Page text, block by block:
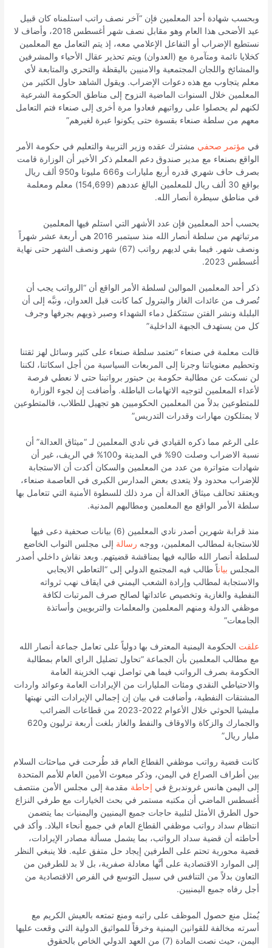
وبحسب شهادة أحد المعلمين فإن “آخر نصف راتب استلمناه كان قبيل
عيد الأضحى هذا العام وهو مقابل نصف شهر أغسطس 2018، وأضاف لا
نستطيع الإضراب أو التفاعل الإعلامي معه، إذ يتم التعامل مع المعلمين
كخلايا نائمة ومتآمرة مع (العدوان) ويتم تحذير عقال الأحياء والمشرفين
والمشائخ واللجان المجتمعية والامنيين باليقظة والتحري والمتابعة لأي
معلم يتجاوب مع هذه دعوات الإضراب. ويقول الشاهد حاول الكثير من
المعلمين خلال السنوات الماضية النزوح إلى مناطق الحكومة الشرعية
لكنهم لم يحصلوا على رواتبهم فعادوا مرة أخرى إلى صنعاء فتم التعامل
معهم من سلطة صنعاء بقسوة حتى يكونوا عبرة لغيرهم”
في مؤتمر صحفي مشترك عقده وزير التربية والتعليم في حكومة الأمر
الواقع بصنعاء مع مدير صندوق دعم المعلم ذكر الأخير أن الوزارة قامت
بصرف حاف شهري قدره أربع مليارات و666 مليونا و950 ألف ريال
بواقع 30 ألف ريال للمعلمين البالغ عددهم (154,699) معلم ومعلمة
في مناطق سيطرة أنصار الله.
بحسب أحد المعلمين فإن عدد الأشهر التي استلم فيها المعلمين
مرتباتهم من سلطة أنصار الله منذ سبتمبر 2016 هي أربعة عشر شهراً
ونصف شهر. فيما بقي لديهم رواتب (67) شهر ونصف الشهر حتى نهاية
أغسطس 2023.
ذكر أحد المعلمين الموالين لسلطة الأمر الواقع أن “الرواتب يجب أن
تُصرف من عائدات الغاز والبترول كما كانت قبل العدوان، ونبَّه إلى أن
البلبلة ونشر الفتن ستتكفل دماء الشهداء وصبر ذويهم بجرفها وجرف
كل من يستهدف الجبهة الداخلية”
قالت معلمة في صنعاء “تعتمد سلطة صنعاء على كثير وسائل لهز ثقتنا
وتحطيم معنوياتنا وجرنا إلى المربعات السياسية من أجل اسكاتنا، لكننا
لن نسكت عن مطالبة حكومة بن حبتور برواتبنا حتى لا نعطي فرصة
لأعداء المعلمين لتوجيه الاتهامات الباطلة. وأضافت إن لجوء الوزارة
للمتطوعين بدلاً من المعلمين الحكوميين هو تجهيل للطلاب، فالمتطوعين
لا يمتلكون مهارات وقدرات التدريس”
على الرغم مما ذكره القيادي في نادي المعلمين لـ “ميثاق العدالة” أن
نسبة الاضراب وصلت 90% في المدينة و100% في الريف، غير أن
شهادات متواترة من عدد من المعلمين والسكان أكدت أن الاستجابة
للإضراب محدود ولا يتعدى بعض المدارس الكبرى في العاصمة صنعاء،
ويعتقد تحالف ميثاق العدالة أن مرد ذلك للسطوة الأمنية التي تتعامل بها
سلطة الأمر الواقع مع المعلمين ومطالبهم المدنية.
منذ قرابة شهرين أصدر نادي المعلمين (6) بيانات صحفية دعى فيها
للاستجابة لمطالب المعلمين، ووجه رسالة إلى مجلس النواب الخاضع
لسلطة أنصار الله طالبه فيها بمناقشة قضيتهم. وبعد نقاش داخلي أصدر
المجلس بياناً طالب فيه المجتمع الدولي إلى “التعاطي الايجابي
والاستجابة لمطالب وإرادة الشعب اليمني في ايقاف نهب ثرواته
النفطية والغازية وتخصيص عائداتها لصالح صرف المرتبات لكافة
موظفي الدولة ومنهم المعلمين والمعلمات والتربويين وأساتذة
الجامعات”
علقت الحكومة اليمنية المعترف بها دولياً على تعامل جماعة أنصار الله
مع مطالب المعلمين بأن الجماعة “تحاول تضليل الراي العام بمطالبة
الحكومة بصرف الرواتب فيما هي تواصل نهب الخزينة العامة
والاحتياطي النقدي ومئات المليارات من الإيرادات العامة وعوائد واردات
المشتقات النفطية، وأضافت في بيان إن إجمالي الإيرادات التي نهبتها
مليشيا الحوثي خلال الأعوام 2022-2023 من قطاعات الضرائب
والجمارك والزكاة والاوقاف والنفط والغاز بلغت أربعة ترليون و620
مليار ريال”
كانت قضية رواتب موظفي القطاع العام قد طُرحت في مباحثات السلام
بين أطراف الصراع في اليمن، وذكر مبعوث الأمين العام للأمم المتحدة
إلى اليمن هانس غروندبرغ في إحاطة مقدمة إلى مجلس الأمن منتصف
أغسطس الماضي أن مكتبه مستمر في بحث الخيارات مع طرفي النزاع
حول الطرق الأمثل لتلبية حاجات جميع اليمنيين واليمنيات بما يتضمن
انتظام سداد رواتب موظفي القطاع العام في جميع أنحاء البلاد. وأكد في
أحاطته أن قضية سداد الرواتب، بما يشمل مسألة مصادر الإيرادات،
قضية محورية تحتم على الطرفين إيجاد حل متفق عليه. فلا ينبغي النظر
إلى الموارد الاقتصادية على أنَّها معادلة صفرية، بل لا بد للطرفين من
التعاون بدلاً من التنافس في سبيل التوسع في الفرص الاقتصادية من
أجل رفاه جميع اليمنيين.
يُمثل منع حصول الموظف على راتبه ومنع تمتعه بالعيش الكريم مع
أسرته مخالفة للقوانين اليمنية وخرقاً للمواثيق الدولية التي وقعت عليها
اليمن، حيث نصت المادة (7) من العهد الدولي الخاص بالحقوق